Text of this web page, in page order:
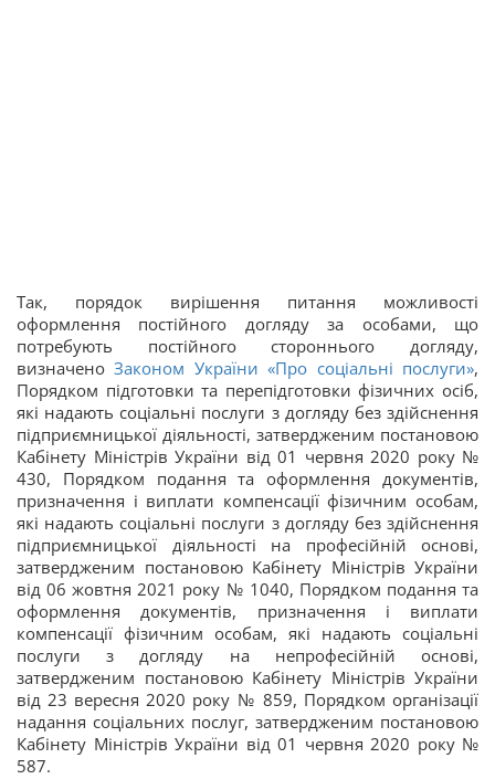
Так, порядок вирішення питання можливості
оформлення постійного догляду за особами, що
потребують постійного стороннього догляду,
визначеноЗаконом України «Про соціальні послуги»,
Порядком підготовки та перепідготовки фізичних осіб,
які надають соціальні послуги з догляду без здійснення
підприємницької діяльності, затвердженим постановою
Кабінету Міністрів України від 01 червня 2020 року №
430, Порядком подання та оформлення документів,
призначення і виплати компенсації фізичним особам,
які надають соціальні послуги з догляду без здійснення
підприємницької діяльності на професійній основі,
затвердженим постановою Кабінету Міністрів України
від 06 жовтня 2021 року № 1040, Порядком подання та
оформлення документів, призначення і виплати
компенсації фізичним особам, які надають соціальні
послуги з догляду на непрофесійній основі,
затвердженим постановою Кабінету Міністрів України
від 23 вересня 2020 року № 859, Порядком організації
надання соціальних послуг, затвердженим постановою
Кабінету Міністрів України від 01 червня 2020 року №
587.